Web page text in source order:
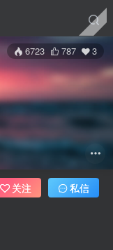
6723 787 3
关注 私信